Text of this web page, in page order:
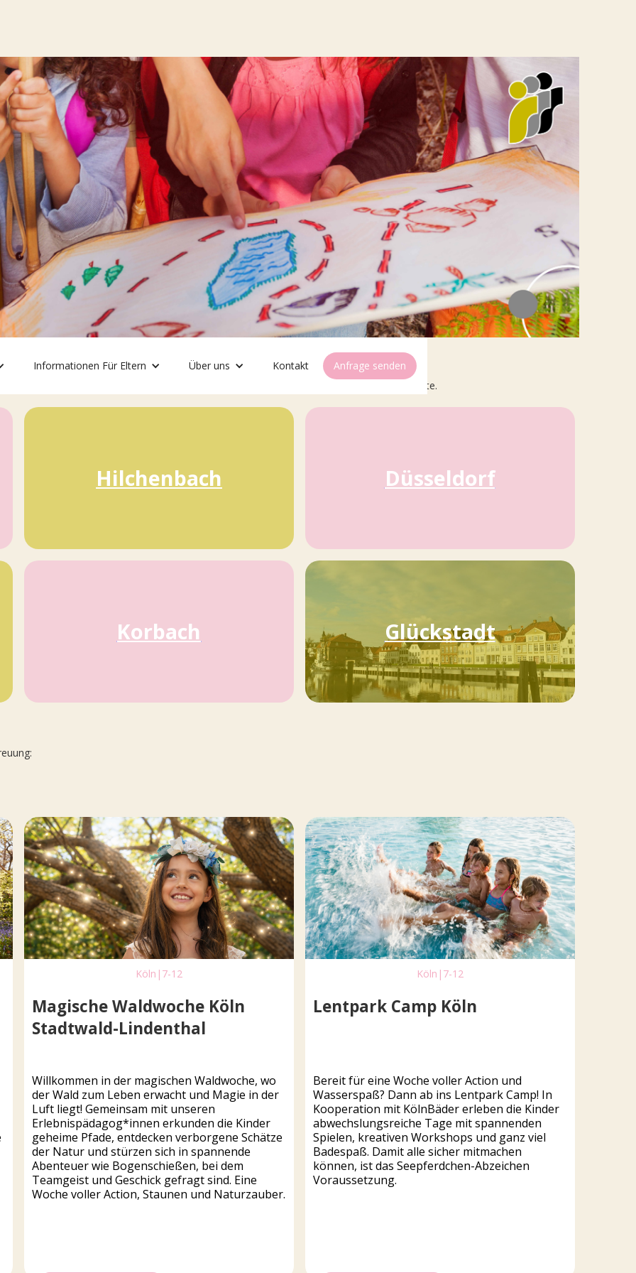
Informationen Für Eltern Über uns Kontakt Anfrage senden
Alle Standorte bieten sichere Betreuung, Naturerlebnisse und unvergessliche Ferienmomente.
Hilchenbach Düsseldorf
Korbach Glückstadt
Köln | 7-12
Magische Waldwoche Köln
Stadtwald-Lindenthal
Willkommen in der magischen Waldwoche, wo
der Wald zum Leben erwacht und Magie in der
Luft liegt! Gemeinsam mit unseren
Erlebnispädagog*innen erkunden die Kinder
geheime Pfade, entdecken verborgene Schätze
der Natur und stürzen sich in spannende
Abenteuer wie Bogenschießen, bei dem
Teamgeist und Geschick gefragt sind. Eine
Woche voller Action, Staunen und Naturzauber.
Köln | 7-12
Lentpark Camp Köln
Bereit für eine Woche voller Action und
Wasserspaß? Dann ab ins Lentpark Camp! In
Kooperation mit KölnBäder erleben die Kinder
abwechslungsreiche Tage mit spannenden
Spielen, kreativen Workshops und ganz viel
Badespaß. Damit alle sicher mitmachen
können, ist das Seepferdchen-Abzeichen
Voraussetzung.